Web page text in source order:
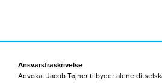
Ansvarsfraskrivelse
Advokat Jacob Tøjner tilbyder alene